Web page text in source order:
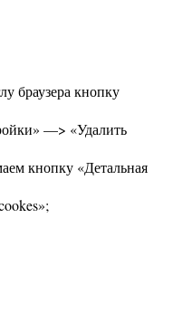
браузера кнопку
—> «Удалить
кнопку «Детальная